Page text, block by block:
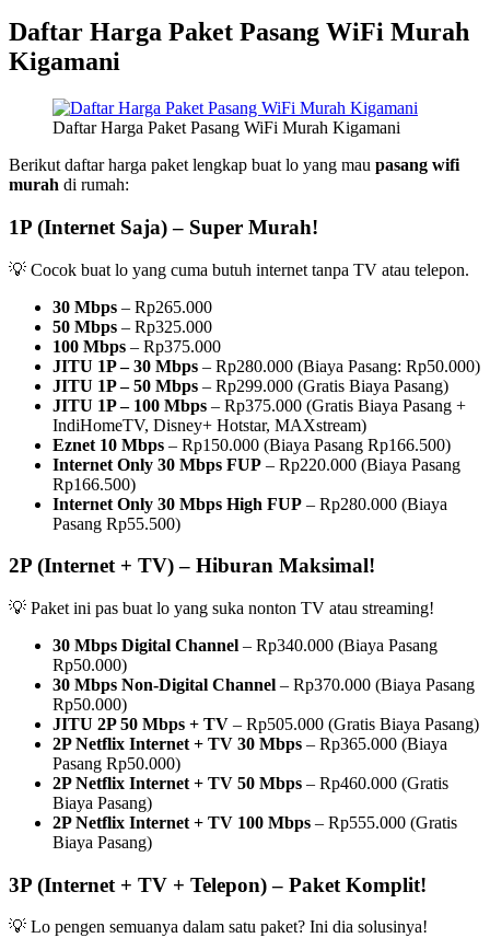
Daftar Harga Paket Pasang WiFi Murah
Kigamani
Daftar Harga Paket Pasang WiFi Murah Kigamani
Berikut daftar harga paket lengkap buat lo yang mau pasang wifi
murah di rumah:
1P (Internet Saja) – Super Murah!
💡 Cocok buat lo yang cuma butuh internet tanpa TV atau telepon.
30 Mbps – Rp265.000
50 Mbps – Rp325.000
100 Mbps – Rp375.000
JITU 1P – 30 Mbps – Rp280.000 (Biaya Pasang: Rp50.000)
JITU 1P – 50 Mbps – Rp299.000 (Gratis Biaya Pasang)
JITU 1P – 100 Mbps – Rp375.000 (Gratis Biaya Pasang +
IndiHomeTV, Disney+ Hotstar, MAXstream)
Eznet 10 Mbps – Rp150.000 (Biaya Pasang Rp166.500)
Internet Only 30 Mbps FUP – Rp220.000 (Biaya Pasang
Rp166.500)
Internet Only 30 Mbps High FUP – Rp280.000 (Biaya
Pasang Rp55.500)
2P (Internet + TV) – Hiburan Maksimal!
💡 Paket ini pas buat lo yang suka nonton TV atau streaming!
30 Mbps Digital Channel – Rp340.000 (Biaya Pasang
Rp50.000)
30 Mbps Non-Digital Channel – Rp370.000 (Biaya Pasang
Rp50.000)
JITU 2P 50 Mbps + TV – Rp505.000 (Gratis Biaya Pasang)
2P Netflix Internet + TV 30 Mbps – Rp365.000 (Biaya
Pasang Rp50.000)
2P Netflix Internet + TV 50 Mbps – Rp460.000 (Gratis
Biaya Pasang)
2P Netflix Internet + TV 100 Mbps – Rp555.000 (Gratis
Biaya Pasang)
3P (Internet + TV + Telepon) – Paket Komplit!
💡 Lo pengen semuanya dalam satu paket? Ini dia solusinya!